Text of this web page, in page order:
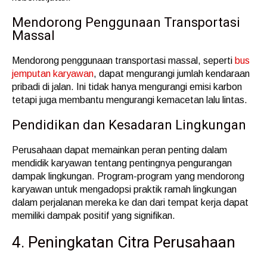
Mendorong Penggunaan Transportasi
Massal
Mendorong penggunaan transportasi massal, seperti bus
jemputan karyawan, dapat mengurangi jumlah kendaraan
pribadi di jalan. Ini tidak hanya mengurangi emisi karbon
tetapi juga membantu mengurangi kemacetan lalu lintas.
Pendidikan dan Kesadaran Lingkungan
Perusahaan dapat memainkan peran penting dalam
mendidik karyawan tentang pentingnya pengurangan
dampak lingkungan. Program-program yang mendorong
karyawan untuk mengadopsi praktik ramah lingkungan
dalam perjalanan mereka ke dan dari tempat kerja dapat
memiliki dampak positif yang signifikan.
4. Peningkatan Citra Perusahaan